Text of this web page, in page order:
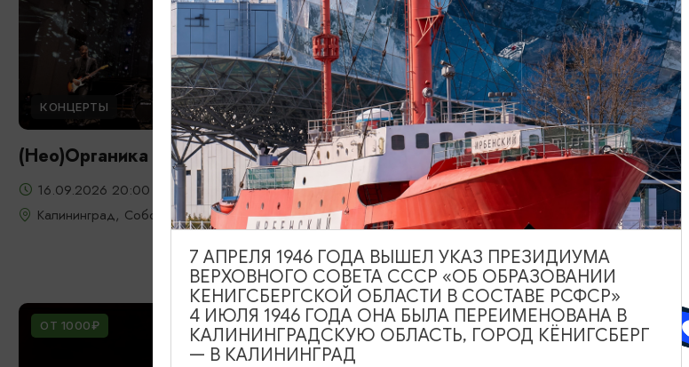
КОНЦЕРТЫ
(Нео)Органика 3.0
16.09.2026 20:00
Калининград, Собор на острове Канта
СПЕКТАКЛИ
Пижама на шестерых
16.09.2026 19:00
Калининград, Калининградский областной
ОТ 1000₽ ОТ 800₽
7 АПРЕЛЯ 1946 ГОДА ВЫШЕЛ УКАЗ ПРЕЗИДИУМА
ВЕРХОВНОГО СОВЕТА СССР «ОБ ОБРАЗОВАНИИ
КЕНИГСБЕРГСКОЙ ОБЛАСТИ В СОСТАВЕ РСФСР»
4 ИЮЛЯ 1946 ГОДА ОНА БЫЛА ПЕРЕИМЕНОВАНА В
КАЛИНИНГРАДСКУЮ ОБЛАСТЬ, ГОРОД КЁНИГСБЕРГ
— В КАЛИНИНГРАД